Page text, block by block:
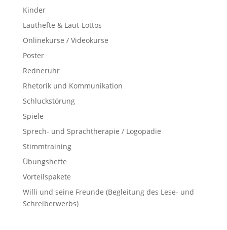
Kinder
Lauthefte & Laut-Lottos
Onlinekurse / Videokurse
Poster
Redneruhr
Rhetorik und Kommunikation
Schluckstörung
Spiele
Sprech- und Sprachtherapie / Logopädie
Stimmtraining
Übungshefte
Vorteilspakete
Willi und seine Freunde (Begleitung des Lese- und
Schreiberwerbs)